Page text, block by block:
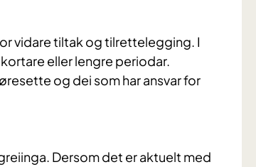
vidare tiltak og tilrettelegging. I
eller lengre periodar.
og dei som har ansvar for
Dersom det er aktuelt med